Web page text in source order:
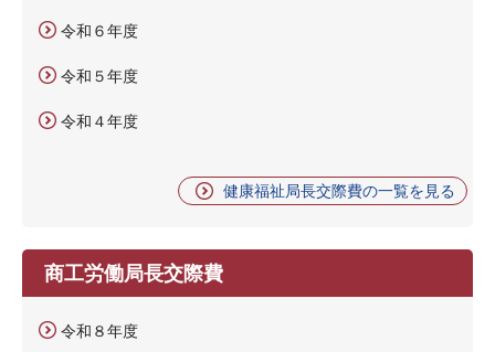
令和６年度
令和５年度
令和４年度
健康福祉局長交際費の一覧を見る
商工労働局長交際費
令和８年度